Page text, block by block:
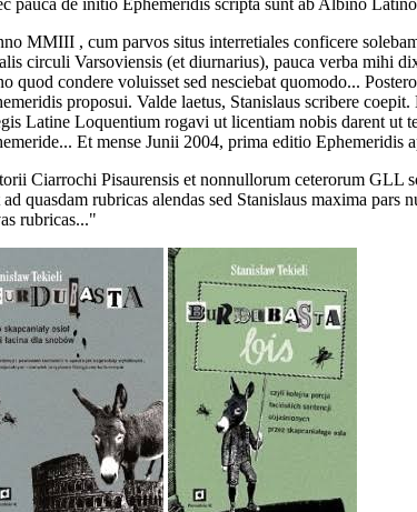
pauca de initio Ephemeridis scripta sunt ab Albino
MMIII , cum parvos situs interretiales conficere
circuli Varsoviensis (et diurnarius), pauca verba mihi
quod condere voluisset sed nesciebat quomodo...
proposui. Valde laetus, Stanislaus scribere
Latine Loquentium rogavi ut licentiam nobis darent ut
Et mense Junii 2004, prima editio Ephemeridis
Ciarrochi Pisaurensis et nonnullorum ceterorum GLL
ad quasdam rubricas alendas sed Stanislaus maxima pars
rubricas..."